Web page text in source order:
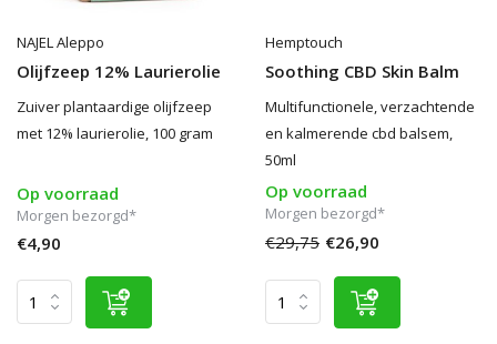
NAJEL Aleppo
Olijfzeep 12% Laurierolie
Zuiver plantaardige olijfzeep
met 12% laurierolie, 100 gram
Op voorraad
Morgen bezorgd*
€4,90
Hemptouch
Soothing CBD Skin Balm
Multifunctionele, verzachtende
en kalmerende cbd balsem,
50ml
Op voorraad
Morgen bezorgd*
€29,75 €26,90